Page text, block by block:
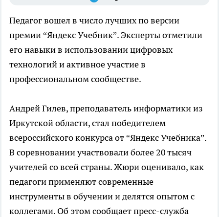
Педагог вошел в число лучших по версии
премии “Яндекс Учебник”. Эксперты отметили
его навыки в использовании цифровых
технологий и активное участие в
профессиональном сообществе.
Андрей Гилев, преподаватель информатики из
Иркутской области, стал победителем
всероссийского конкурса от “Яндекс Учебника”.
В соревновании участвовали более 20 тысяч
учителей со всей страны. Жюри оценивало, как
педагоги применяют современные
инструменты в обучении и делятся опытом с
коллегами. Об этом сообщает пресс-служба